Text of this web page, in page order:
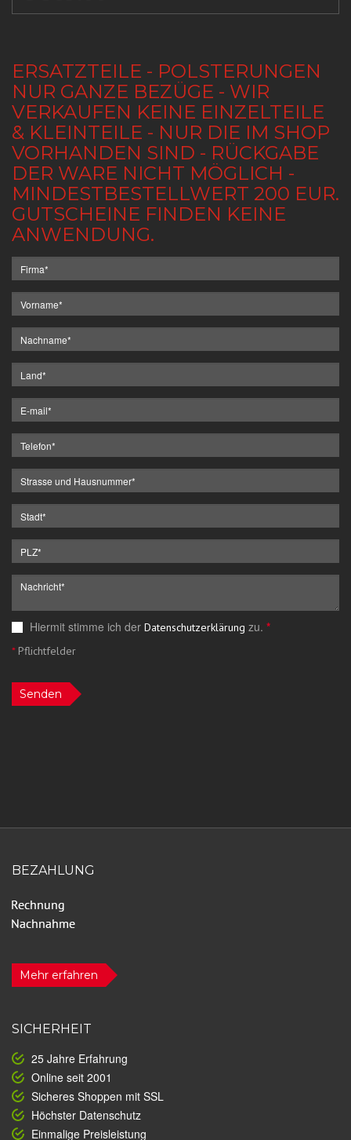
ERSATZTEILE - POLSTERUNGEN
NUR GANZE BEZÜGE - WIR
VERKAUFEN KEINE EINZELTEILE
& KLEINTEILE - NUR DIE IM SHOP
VORHANDEN SIND - RÜCKGABE
DER WARE NICHT MÖGLICH -
MINDESTBESTELLWERT 200 EUR.
GUTSCHEINE FINDEN KEINE
ANWENDUNG.
Hiermit stimme ich der Datenschutzerklärung zu. *
*Pflichtfelder
Senden
BEZAHLUNG
Mehr erfahren
SICHERHEIT
25 Jahre Erfahrung
Online seit 2001
Sicheres Shoppen mit SSL
Höchster Datenschutz
Einmalige Preisleistung